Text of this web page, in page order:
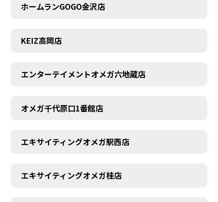
ホームランGOGO金沢店
KEIZ高岡店
エンターテイメントオメガ六地蔵店
オメガ千代原口1番館店
エキサイティングオメガ駅西店
エキサイティングオメガ桂店